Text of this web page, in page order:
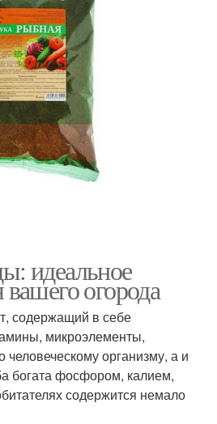
идеальное
огорода
содержащий в себе
микроэлементы,
организму, а и
богата фосфором, калием,
содержится немало